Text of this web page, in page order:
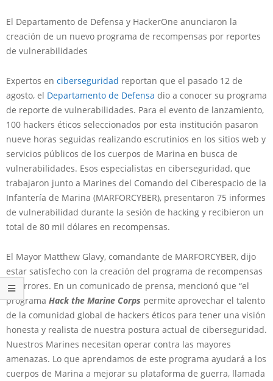
El Departamento de Defensa y HackerOne anunciaron la
creación de un nuevo programa de recompensas por reportes
de vulnerabilidades
Expertos en ciberseguridad reportan que el pasado 12 de
agosto, el Departamento de Defensa dio a conocer su programa
de reporte de vulnerabilidades. Para el evento de lanzamiento,
100 hackers éticos seleccionados por esta institución pasaron
nueve horas seguidas realizando escrutinios en los sitios web y
servicios públicos de los cuerpos de Marina en busca de
vulnerabilidades. Esos especialistas en ciberseguridad, que
trabajaron junto a Marines del Comando del Ciberespacio de la
Infantería de Marina (MARFORCYBER), presentaron 75 informes
de vulnerabilidad durante la sesión de hacking y recibieron un
total de 80 mil dólares en recompensas.
El Mayor Matthew Glavy, comandante de MARFORCYBER, dijo
estar satisfecho con la creación del programa de recompensas
de errores. En un comunicado de prensa, mencionó que “el
programa Hack the Marine Corps permite aprovechar el talento
de la comunidad global de hackers éticos para tener una visión
honesta y realista de nuestra postura actual de ciberseguridad.
Nuestros Marines necesitan operar contra las mayores
amenazas. Lo que aprendamos de este programa ayudará a los
cuerpos de Marina a mejorar su plataforma de guerra, llamada